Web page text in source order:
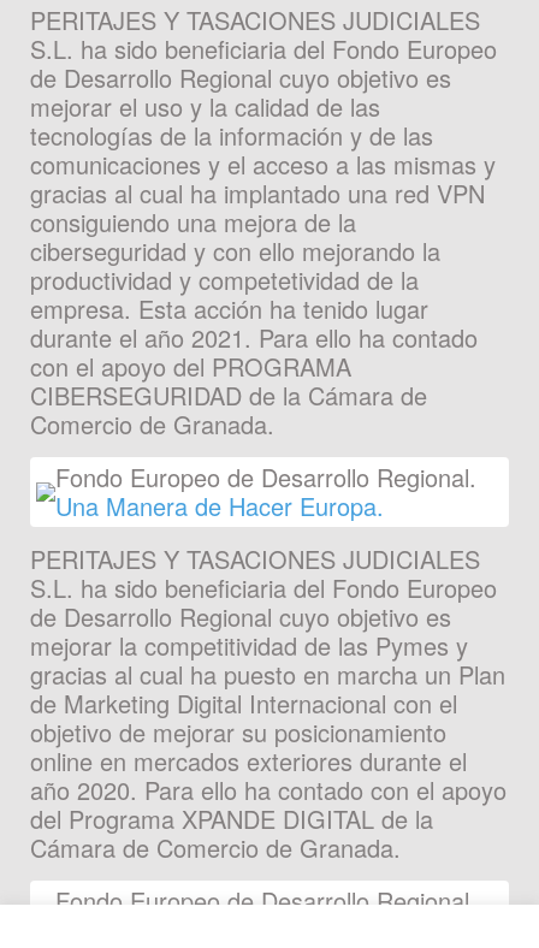
PERITAJES Y TASACIONES JUDICIALES
S.L. ha sido beneficiaria del Fondo Europeo
de Desarrollo Regional cuyo objetivo es
mejorar el uso y la calidad de las
tecnologías de la información y de las
comunicaciones y el acceso a las mismas y
gracias al cual ha implantado una red VPN
consiguiendo una mejora de la
ciberseguridad y con ello mejorando la
productividad y competetividad de la
empresa. Esta acción ha tenido lugar
durante el año 2021. Para ello ha contado
con el apoyo del PROGRAMA
CIBERSEGURIDAD de la Cámara de
Comercio de Granada.
Fondo Europeo de Desarrollo Regional.
Una Manera de Hacer Europa.
PERITAJES Y TASACIONES JUDICIALES
S.L. ha sido beneficiaria del Fondo Europeo
de Desarrollo Regional cuyo objetivo es
mejorar la competitividad de las Pymes y
gracias al cual ha puesto en marcha un Plan
de Marketing Digital Internacional con el
objetivo de mejorar su posicionamiento
online en mercados exteriores durante el
año 2020. Para ello ha contado con el apoyo
del Programa XPANDE DIGITAL de la
Cámara de Comercio de Granada.
Fondo Europeo de Desarrollo Regional.